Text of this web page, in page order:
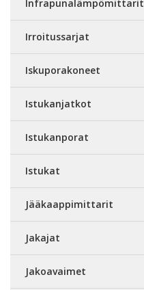
Infrapunalämpömittarit
Irroitussarjat
Iskuporakoneet
Istukanjatkot
Istukanporat
Istukat
Jääkaappimittarit
Jakajat
Jakoavaimet